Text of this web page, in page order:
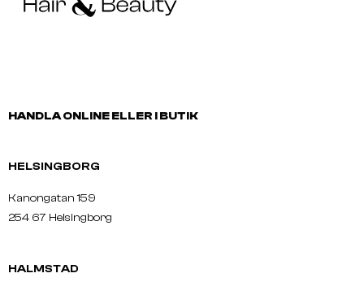
HANDLA ONLINE ELLER I BUTIK
HELSINGBORG
Kanongatan 159
254 67 Helsingborg
HALMSTAD